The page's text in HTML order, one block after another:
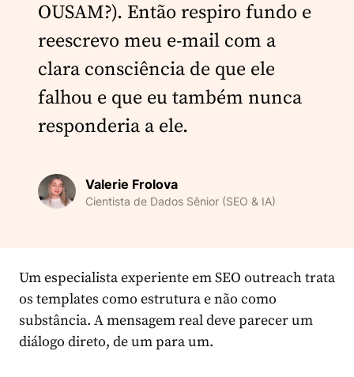
OUSAM?). Então respiro fundo e
reescrevo meu e-mail com a
clara consciência de que ele
falhou e que eu também nunca
responderia a ele.
Valerie Frolova
Cientista de Dados Sênior (SEO & IA)
Um especialista experiente em SEO outreach trata
os templates como estrutura e não como
substância. A mensagem real deve parecer um
diálogo direto, de um para um.